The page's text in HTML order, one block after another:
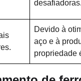
desafiadoras.
Devido à
aço e à
propriedade